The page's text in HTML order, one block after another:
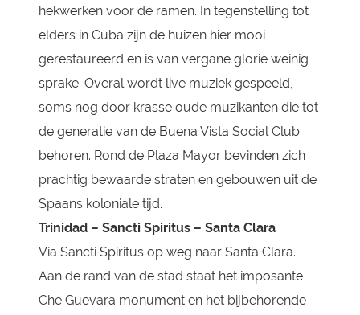
hekwerken voor de ramen. In tegenstelling tot
elders in Cuba zijn de huizen hier mooi
gerestaureerd en is van vergane glorie weinig
sprake. Overal wordt live muziek gespeeld,
soms nog door krasse oude muzikanten die tot
de generatie van de Buena Vista Social Club
behoren. Rond de Plaza Mayor bevinden zich
prachtig bewaarde straten en gebouwen uit de
Spaans koloniale tijd.
Trinidad – Sancti Spiritus – Santa Clara
Via Sancti Spiritus op weg naar Santa Clara.
Aan de rand van de stad staat het imposante
Che Guevara monument en het bijbehorende